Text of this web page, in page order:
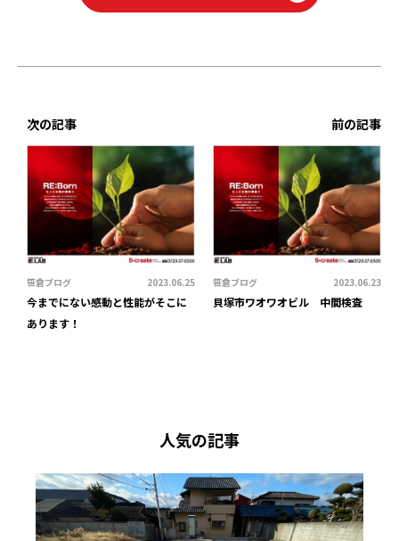
次の記事
笹倉ブログ 2023.06.25
今までにない感動と性能がそこに
あります！
前の記事
笹倉ブログ 2023.06.23
貝塚市ワオワオビル 中間検査
人気の記事